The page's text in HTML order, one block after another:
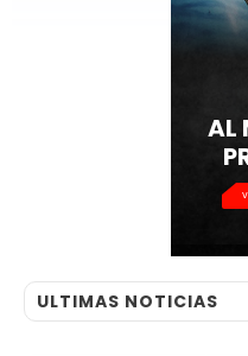
AL
ULTIMAS NOTICIAS